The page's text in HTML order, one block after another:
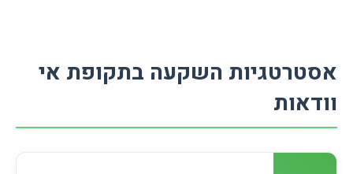
אסטרטגיות השקעה בתקופת אי
וודאות